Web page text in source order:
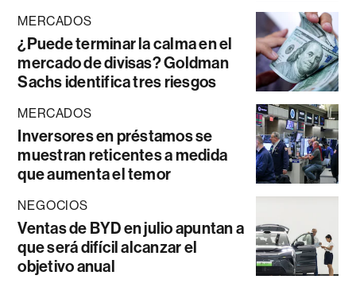
MERCADOS
¿Puede terminar la calma en el
mercado de divisas? Goldman
Sachs identifica tres riesgos
MERCADOS
Inversores en préstamos se
muestran reticentes a medida
que aumenta el temor
NEGOCIOS
Ventas de BYD en julio apuntan a
que será difícil alcanzar el
objetivo anual